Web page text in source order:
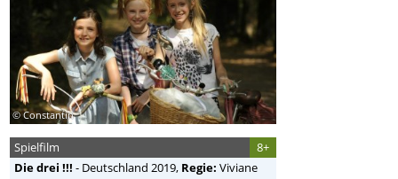
© Constantin
8+
Spielfilm
Die drei !!! - Deutschland 2019, Regie: Viviane